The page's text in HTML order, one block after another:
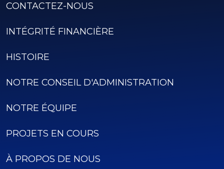
CONTACTEZ-NOUS
INTÉGRITÉ FINANCIÈRE
HISTOIRE
NOTRE CONSEIL D'ADMINISTRATION
NOTRE ÉQUIPE
PROJETS EN COURS
À PROPOS DE NOUS